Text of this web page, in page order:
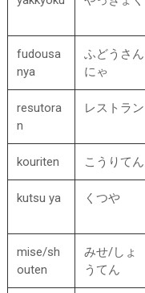
fudousa
nya
ふどうさん
にゃ
resutora
n
レストラン
kouriten こうりてん
kutsu ya くつや
mise/sh
outen
みせ/しょ
うてん